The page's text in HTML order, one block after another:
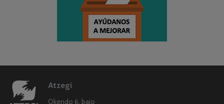
Atzegi
Okendo 6, bajo